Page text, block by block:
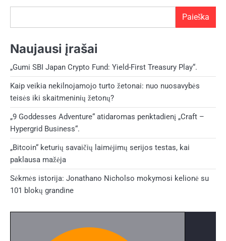
Paieška
Naujausi įrašai
„Gumi SBI Japan Crypto Fund: Yield-First Treasury Play“.
Kaip veikia nekilnojamojo turto žetonai: nuo nuosavybės
teisės iki skaitmeninių žetonų?
„9 Goddesses Adventure“ atidaromas penktadienį „Craft –
Hypergrid Business“.
„Bitcoin“ keturių savaičių laimėjimų serijos testas, kai
paklausa mažėja
Sėkmės istorija: Jonathano Nicholso mokymosi kelionė su
101 blokų grandine